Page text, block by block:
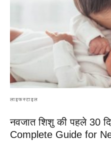
लाइफस्टाइल
नवजात शिशु की पहले 30
Complete Guide for